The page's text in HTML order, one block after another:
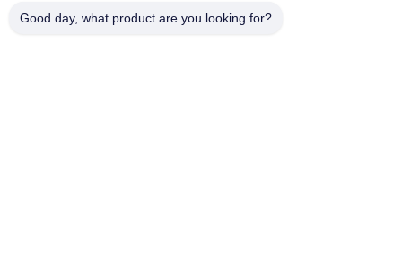
EDL Casters Co.,Ltd. সমস্ত অধিকার সংরক্ষিত।
Good day, what product are you looking for?